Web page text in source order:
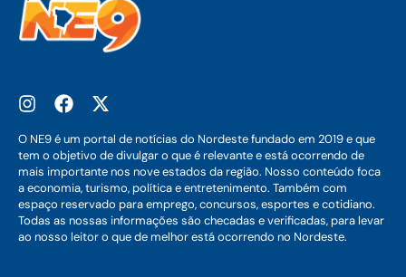
O NE9 é um portal de notícias do Nordeste fundado em 2019 e que
tem o objetivo de divulgar o que é relevante e está ocorrendo de
mais importante nos nove estados da região. Nosso conteúdo foca
a economia, turismo, política e entretenimento. Também com
espaço reservado para emprego, concursos, esportes e cotidiano.
Todas as nossas informações são checadas e verificadas, para levar
ao nosso leitor o que de melhor está ocorrendo no Nordeste.